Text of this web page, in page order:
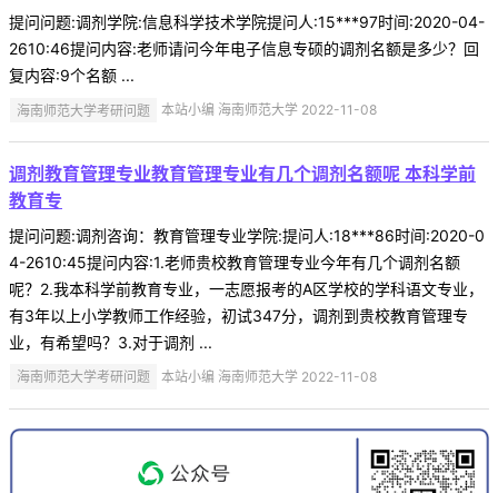
提问问题:调剂学院:信息科学技术学院提问人:15***97时间:2020-04-
2610:46提问内容:老师请问今年电子信息专硕的调剂名额是多少？回
复内容:9个名额 ...
海南师范大学考研问题 本站小编 海南师范大学 2022-11-08
调剂教育管理专业教育管理专业有几个调剂名额呢 本科学前
教育专
提问问题:调剂咨询：教育管理专业学院:提问人:18***86时间:2020-0
4-2610:45提问内容:1.老师贵校教育管理专业今年有几个调剂名额
呢？2.我本科学前教育专业，一志愿报考的A区学校的学科语文专业，
有3年以上小学教师工作经验，初试347分，调剂到贵校教育管理专
业，有希望吗？3.对于调剂 ...
海南师范大学考研问题 本站小编 海南师范大学 2022-11-08